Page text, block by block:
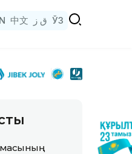
中文 ق ز ЎЗ